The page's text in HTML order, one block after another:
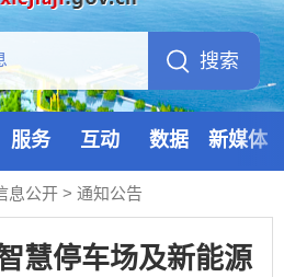
服务 互动 数据 新媒体
息公开 > 通知公告
慧停车场及新能源